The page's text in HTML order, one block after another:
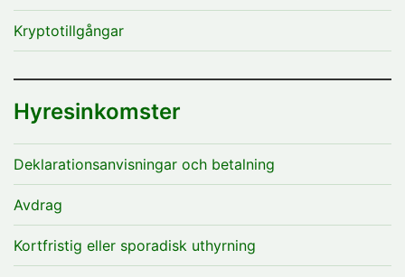
Kryptotillgångar
Hyresinkomster
Deklarationsanvisningar och betalning
Avdrag
Kortfristig eller sporadisk uthyrning